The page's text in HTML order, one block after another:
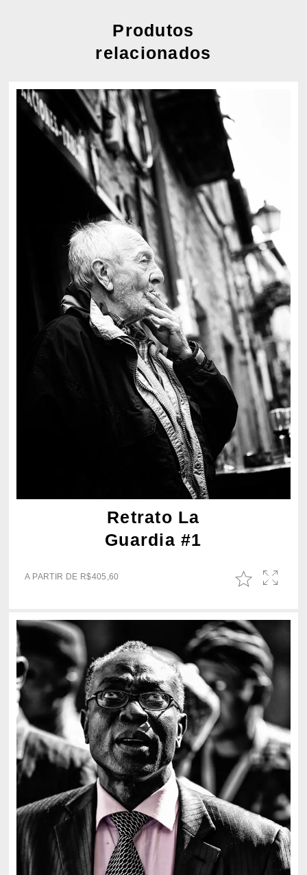
Produtos
relacionados
Retrato La
Guardia #1
A PARTIR DE R$405,60